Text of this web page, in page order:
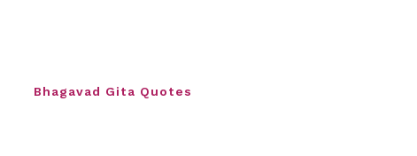
Bhagavad Gita Quotes